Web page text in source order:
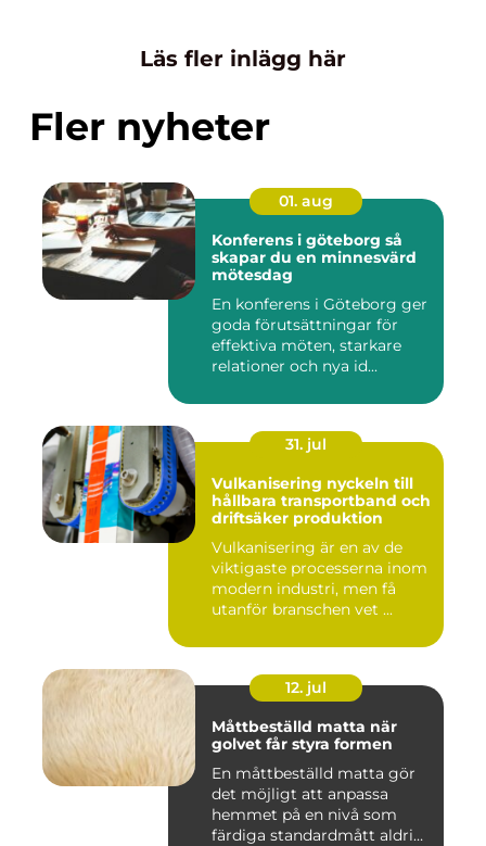
Läs fler inlägg här
Fler nyheter
01. aug
Konferens i göteborg så
skapar du en minnesvärd
mötesdag
En konferens i Göteborg ger
goda förutsättningar för
effektiva möten, starkare
relationer och nya id...
31. jul
Vulkanisering nyckeln till
hållbara transportband och
driftsäker produktion
Vulkanisering är en av de
viktigaste processerna inom
modern industri, men få
utanför branschen vet ...
12. jul
Måttbeställd matta när
golvet får styra formen
En måttbeställd matta gör
det möjligt att anpassa
hemmet på en nivå som
färdiga standardmått aldrig